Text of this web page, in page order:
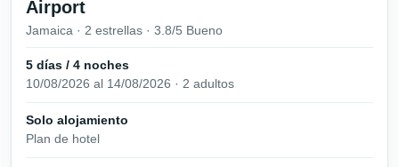
Airport
Jamaica · 2 estrellas · 3.8/5 Bueno
5 días / 4 noches
10/08/2026 al 14/08/2026 · 2 adultos
Solo alojamiento
Plan de hotel